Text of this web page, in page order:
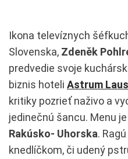
Ikona televíznych
Slovenska, Zdeněk
predvedie svoje
biznis hoteli Astrum Laus
kritiky pozrieť naživo a
jedinečnú šancu. Menu je
Rakúsko- Uhorska.
knedlíčkom, či udený